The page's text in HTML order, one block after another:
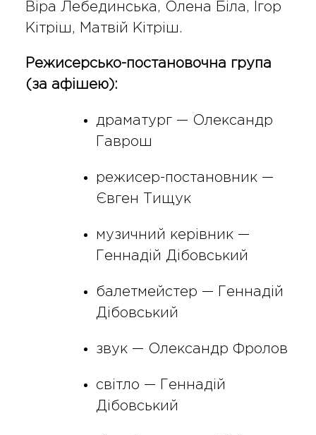
Віра Лебединська, Олена Біла,
Ігор
Кітріш, Матвій Кітріш.
Режисерсько-постановочна група
(за афішею):
драматург — Олександр
Гаврош
режисер-постановник —
Євген Тищук
музичний керівник —
Геннадій Дібовський
балетмейстер — Геннадій
Дібовський
звук — Олександр Фролов
світло — Геннадій
Дібовський